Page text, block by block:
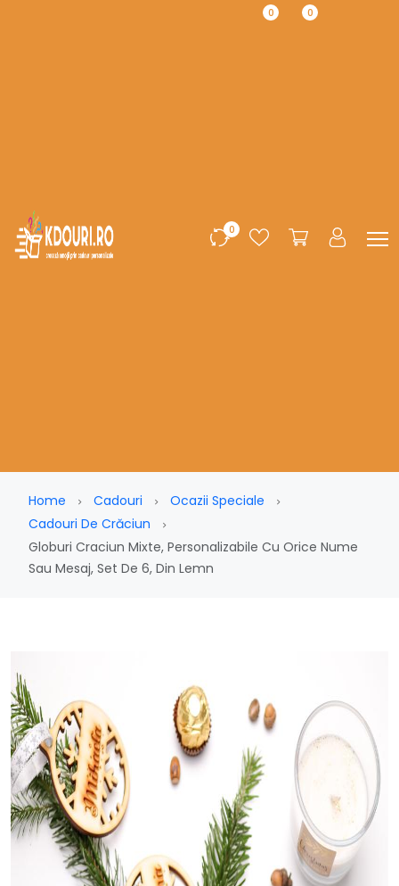
0
0 0
Home Cadouri
Ocazii Speciale
Cadouri De Crăciun
Globuri Craciun Mixte, Personalizabile Cu Orice Nume
Sau Mesaj, Set De 6, Din Lemn